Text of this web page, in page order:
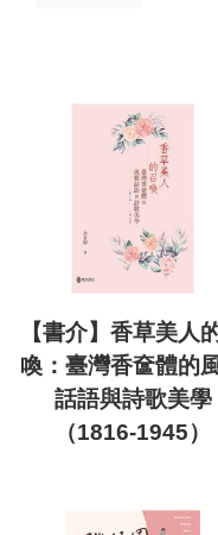
【書介】香草美人
喚：臺灣香奩體的
話語與詩歌美學
（1816-1945）